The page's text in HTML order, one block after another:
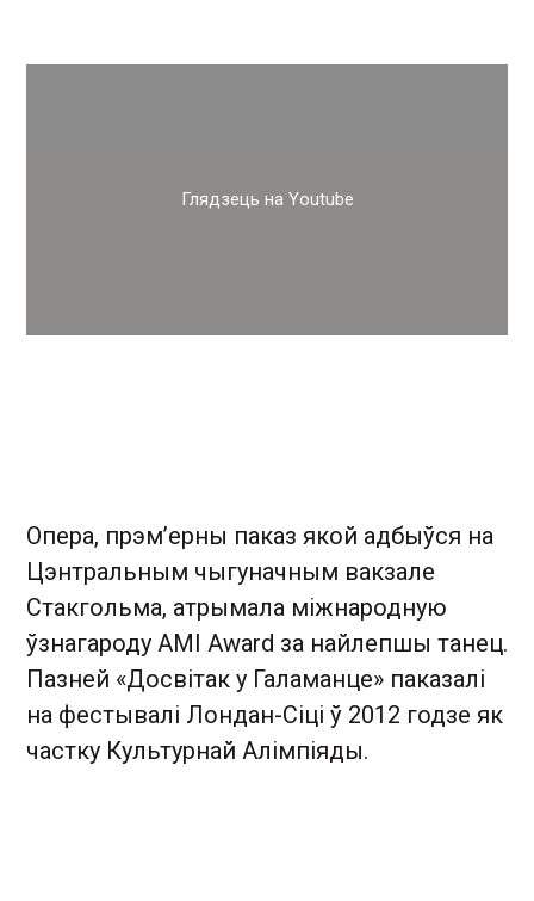
Глядзець на Youtube
Опера, прэм’ерны паказ якой адбыўся на
Цэнтральным чыгуначным вакзале
Стакгольма, атрымала міжнародную
ўзнагароду AMI Award за найлепшы танец.
Пазней «Досвітак у Галаманце» паказалі
на фестывалі Лондан-Сіці ў 2012 годзе як
частку Культурнай Алімпіяды.